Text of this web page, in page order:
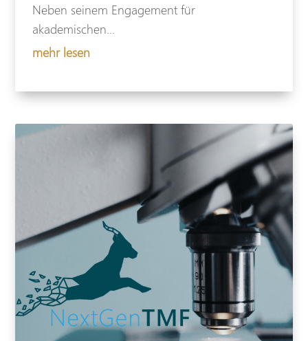
Neben seinem Engagement für
akademischen...
mehr lesen